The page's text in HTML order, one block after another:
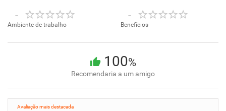
-
Ambiente de trabalho
-
Benefícios
100%
Recomendaria a um amigo
Avaliação mais destacada